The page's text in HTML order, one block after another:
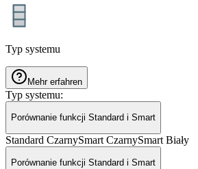
Typ systemu
Mehr erfahren
Typ systemu:
Porównanie funkcji Standard i Smart
Standard CzarnySmart CzarnySmart Biały
Porównanie funkcji Standard i Smart